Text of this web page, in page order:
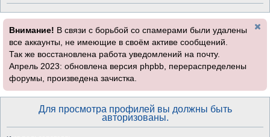
Внимание! В связи с борьбой со спамерами были удалены
все аккаунты, не имеющие в своём активе сообщений.
Так же восстановлена работа уведомлений на почту.
Апрель 2023: обновлена версия phpbb, перераспределены
форумы, произведена зачистка.
Для просмотра профилей вы должны быть
авторизованы.